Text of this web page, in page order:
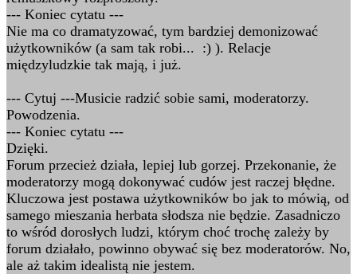
--- Koniec cytatu ---
Nie ma co dramatyzować, tym bardziej demonizować
użytkowników (a sam tak robi... :) ). Relacje
międzyludzkie tak mają, i już.
--- Cytuj ---Musicie radzić sobie sami, moderatorzy.
Powodzenia.
--- Koniec cytatu ---
Dzięki.
Forum przecież działa, lepiej lub gorzej. Przekonanie, że
moderatorzy mogą dokonywać cudów jest raczej błędne.
Kluczowa jest postawa użytkowników bo jak to mówią, od
samego mieszania herbata słodsza nie będzie. Zasadniczo
to wśród dorosłych ludzi, którym choć trochę zależy by
forum działało, powinno obywać się bez moderatorów. No,
ale aż takim idealistą nie jestem.